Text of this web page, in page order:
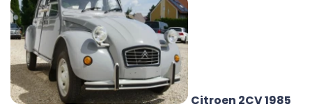
Citroen 2CV 1985